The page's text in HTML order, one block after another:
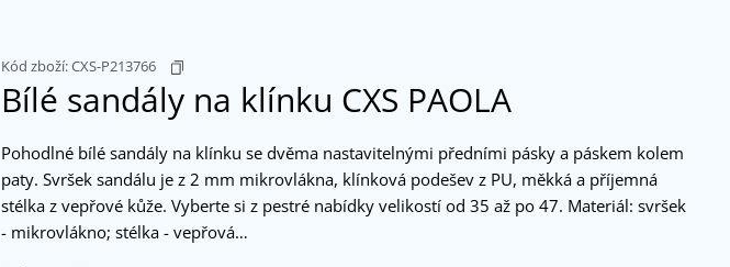
Kód zboží:CXS-P213766
Bílé sandály na klínku CXS PAOLA
Pohodlné bílé sandály na klínku se dvěma nastavitelnými předními pásky a páskem kolem
paty. Svršek sandálu je z 2 mm mikrovlákna, klínková podešev z PU, měkká a příjemná
stélka z vepřové kůže. Vyberte si z pestré nabídky velikostí od 35 až po 47. Materiál: svršek
- mikrovlákno; stélka - vepřová…